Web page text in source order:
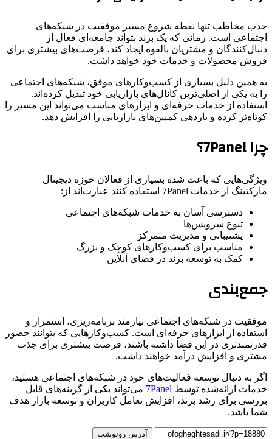
جذب مخاطب تنها نقطه شروع مسیر موفقیت در شبکه‌های
اجتماعی است. زمانی که یک برند بتواند جامعه‌ای فعال از
دنبال‌کنندگان و مشتریان بالقوه ایجاد کند، فرصت‌های بیشتری برای
فروش محصولات و خدمات خود خواهد داشت.
به همین دلیل بسیاری از کسب‌وکارهای موفق، شبکه‌های اجتماعی
را به یکی از اصلی‌ترین کانال‌های بازاریابی خود تبدیل کرده‌اند.
استفاده از خدمات حرفه‌ای و ابزارهای مناسب می‌تواند این مسیر را
کوتاه‌تر کرده و بازدهی کمپین‌های بازاریابی را افزایش دهد.
چرا 7Panel؟
ویژگی‌هایی که باعث شده بسیاری از فعالان حوزه دیجیتال
مارکتینگ از خدمات 7Panel استفاده کنند عبارت‌اند از:
دسترسی آسان به خدمات شبکه‌های اجتماعی
تنوع سرویس‌ها
پشتیبانی و مدیریت متمرکز
مناسب برای کسب‌وکارهای کوچک و بزرگ
کمک به توسعه برند در فضای آنلاین
جمع‌بندی
موفقیت در شبکه‌های اجتماعی نیازمند برنامه‌ریزی، استمرار و
استفاده از ابزارهای حرفه‌ای است. کسب‌وکارهایی که بتوانند حضور
قدرتمندتری در این فضا داشته باشند، فرصت بیشتری برای جذب
مشتری و افزایش درآمد خواهند داشت.
اگر به دنبال توسعه فعالیت‌های خود در شبکه‌های اجتماعی هستید،
خدمات ارائه‌شده توسط 7Panel می‌تواند یکی از گزینه‌های قابل
بررسی برای رشد برند، افزایش تعامل کاربران و توسعه بازار هدف
شما باشد.
آدرس رونوشت